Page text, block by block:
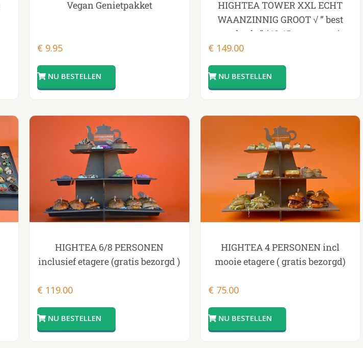
Vegan Genietpakket
€ 9.95
HIGHTEA TOWER XXL ECHT
WAANZINNIG GROOT √ ” best
verkocht”√ 10-15 personen√
€ 149.00
HIGHTEA 6/8 PERSONEN
inclusief etagere (gratis bezorgd )
€ 119.00
HIGHTEA 4 PERSONEN incl
mooie etagere ( gratis bezorgd)
€ 75.00